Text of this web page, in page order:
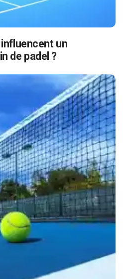
un
de padel ?